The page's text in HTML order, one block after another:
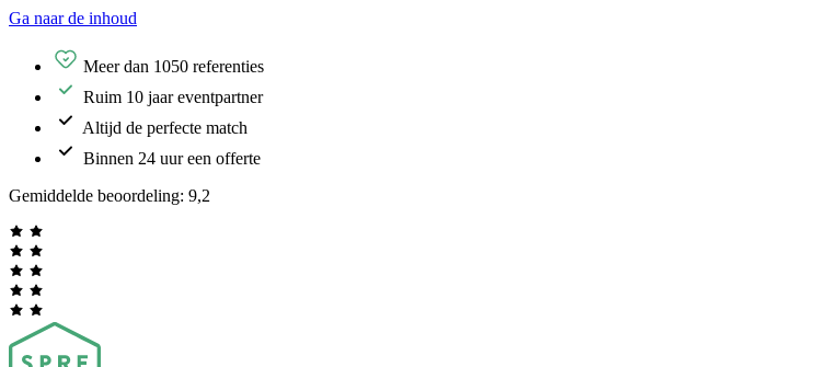
Ga naar de inhoud
Meer dan 1050 referenties
Ruim 10 jaar eventpartner
Altijd de perfecte match
Binnen 24 uur een offerte
Gemiddelde beoordeling: 9,2